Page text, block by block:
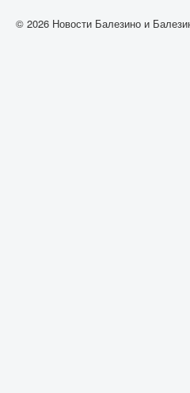
© 2026 Новости Балезино и